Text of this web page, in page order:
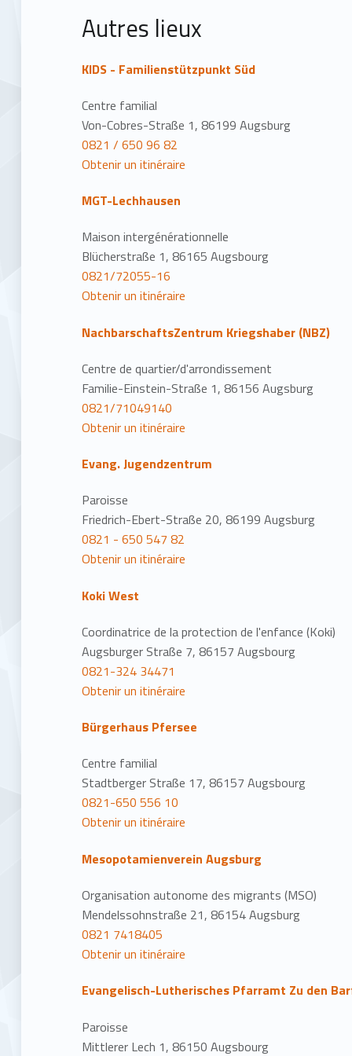
Autres lieux
KIDS - Familienstützpunkt Süd
Centre familial
Von-Cobres-Straße 1, 86199 Augsburg
0821 / 650 96 82
Obtenir un itinéraire
MGT-Lechhausen
Maison intergénérationnelle
Blücherstraße 1, 86165 Augsbourg
0821/72055-16
Obtenir un itinéraire
NachbarschaftsZentrum Kriegshaber (NBZ)
Centre de quartier/d'arrondissement
Familie-Einstein-Straße 1, 86156 Augsburg
0821/71049140
Obtenir un itinéraire
Evang. Jugendzentrum
Paroisse
Friedrich-Ebert-Straße 20, 86199 Augsburg
0821 - 650 547 82
Obtenir un itinéraire
Koki West
Coordinatrice de la protection de l'enfance (Koki)
Augsburger Straße 7, 86157 Augsbourg
0821-324 34471
Obtenir un itinéraire
Bürgerhaus Pfersee
Centre familial
Stadtberger Straße 17, 86157 Augsbourg
0821-650 556 10
Obtenir un itinéraire
Mesopotamienverein Augsburg
Organisation autonome des migrants (MSO)
Mendelssohnstraße 21, 86154 Augsburg
0821 7418405
Obtenir un itinéraire
Evangelisch-Lutherisches Pfarramt Zu den
Paroisse
Mittlerer Lech 1, 86150 Augsbourg